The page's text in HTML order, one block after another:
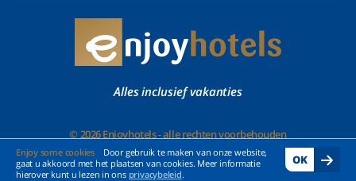
Enjoy some cookies
Door gebruik te maken van onze website,
gaat u akkoord met het plaatsen van cookies. Meer informatie
hierover kunt u lezen in ons privacybeleid.
OK
Alles inclusief vakanties
© 2026 Enjoyhotels - alle rechten voorbehouden